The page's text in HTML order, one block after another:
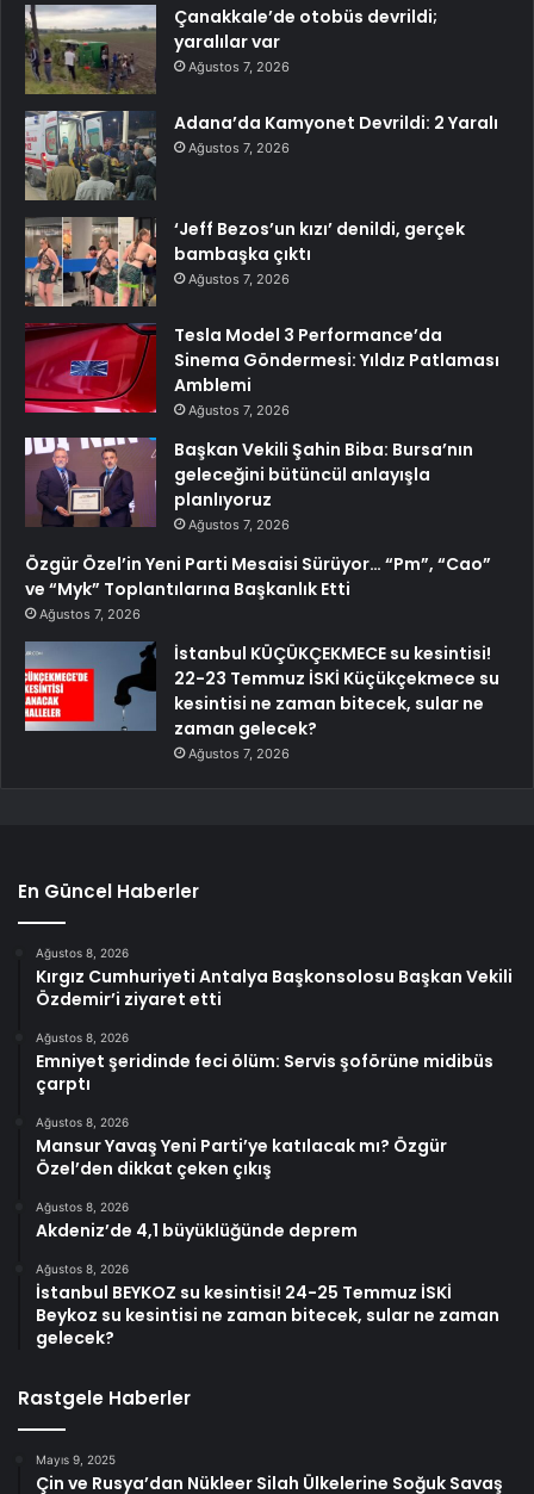
Çanakkale’de otobüs devrildi;
yaralılar var
Ağustos 7, 2026
Adana’da Kamyonet Devrildi: 2 Yaralı
Ağustos 7, 2026
‘Jeff Bezos’un kızı’ denildi, gerçek
bambaşka çıktı
Ağustos 7, 2026
Tesla Model 3 Performance’da
Sinema Göndermesi: Yıldız Patlaması
Amblemi
Ağustos 7, 2026
Başkan Vekili Şahin Biba: Bursa’nın
geleceğini bütüncül anlayışla
planlıyoruz
Ağustos 7, 2026
Özgür Özel’in Yeni Parti Mesaisi Sürüyor… “Pm”, “Cao”
ve “Myk” Toplantılarına Başkanlık Etti
Ağustos 7, 2026
İstanbul KÜÇÜKÇEKMECE su kesintisi!
22-23 Temmuz İSKİ Küçükçekmece su
kesintisi ne zaman bitecek, sular ne
zaman gelecek?
Ağustos 7, 2026
En Güncel Haberler
Ağustos 8, 2026
Kırgız Cumhuriyeti Antalya Başkonsolosu Başkan Vekili
Özdemir’i ziyaret etti
Ağustos 8, 2026
Emniyet şeridinde feci ölüm: Servis şoförüne midibüs
çarptı
Ağustos 8, 2026
Mansur Yavaş Yeni Parti’ye katılacak mı? Özgür
Özel’den dikkat çeken çıkış
Ağustos 8, 2026
Akdeniz’de 4,1 büyüklüğünde deprem
Ağustos 8, 2026
İstanbul BEYKOZ su kesintisi! 24-25 Temmuz İSKİ
Beykoz su kesintisi ne zaman bitecek, sular ne zaman
gelecek?
Rastgele Haberler
Mayıs 9, 2025
Çin ve Rusya’dan Nükleer Silah Ülkelerine Soğuk Savaş